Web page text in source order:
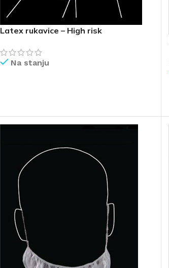
Latex rukavice – High risk
Na stanju